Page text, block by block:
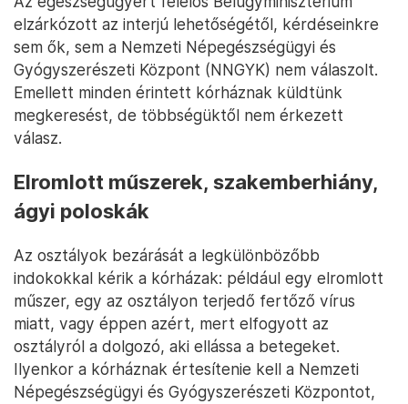
elzárkózott az interjú lehetőségétől, kérdéseinkre
sem ők, sem a Nemzeti Népegészségügyi és
Gyógyszerészeti Központ (NNGYK) nem válaszolt.
Emellett minden érintett kórháznak küldtünk
megkeresést, de többségüktől nem érkezett
válasz.
Elromlott műszerek, szakemberhiány,
ágyi poloskák
Az osztályok bezárását a legkülönbözőbb
indokokkal kérik a kórházak: például egy elromlott
műszer, egy az osztályon terjedő fertőző vírus
miatt, vagy éppen azért, mert elfogyott az
osztályról a dolgozó, aki ellássa a betegeket.
Ilyenkor a kórháznak értesítenie kell a Nemzeti
Népegészségügyi és Gyógyszerészeti Központot,